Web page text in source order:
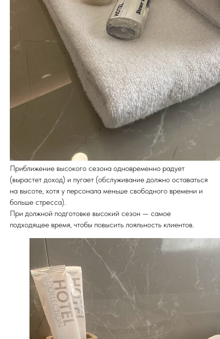
Приближение высокого сезона одновременно радует
(вырастет доход) и пугает (обслуживание должно оставаться
на высоте, хотя у персонала меньше свободного времени и
больше стресса).
При должной подготовке высокий сезон — самое
подходящее время, чтобы повысить лояльность клиентов.